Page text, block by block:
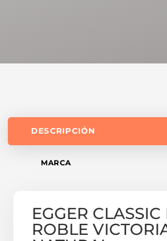
DESCRIPCIÓN
MARCA
EGGER
ROBLE